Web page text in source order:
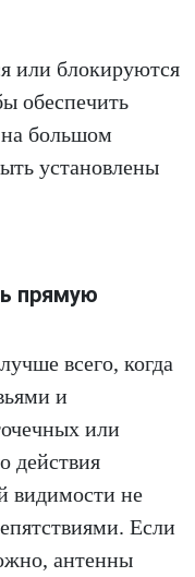
или блокируются
обеспечить
большом
установлены
прямую
всего, когда
и
или
действия
видимости не
Если
антенны